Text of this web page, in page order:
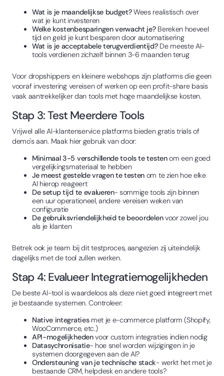
Wat is je maandelijkse budget?Wees realistisch over
wat je kunt investeren
Welke kostenbesparingen verwacht je?Bereken hoeveel
tijd en geld je kunt besparen door automatisering
Wat is je acceptabele terugverdientijd?De meeste AI-
tools verdienen zichzelf binnen 3-6 maanden terug
Voor dropshippers en kleinere webshops zijn platforms die geen
vooraf investering vereisen of werken op een profit-share basis
vaak aantrekkelijker dan tools met hoge maandelijkse kosten.
Stap 3: Test Meerdere Tools
Vrijwel alle AI-klantenservice platforms bieden gratis trials of
demo's aan. Maak hier gebruik van door:
Minimaal 3-5 verschillende tools te testenom een goed
vergelijkingsmateriaal te hebben
Je meest gestelde vragen te testen om te zien hoe elke
AI hierop reageert
De setup tijd te evalueren- sommige tools zijn binnen
een uur operationeel, andere vereisen weken van
configuratie
De gebruiksvriendelijkheid te beoordelenvoor zowel jou
als je klanten
Betrek ook je team bij dit testproces, aangezien zij uiteindelijk
dagelijks met de tool zullen werken.
Stap 4: Evalueer Integratiemogelijkheden
De beste AI-tool is waardeloos als deze niet goed integreert met
je bestaande systemen. Controleer:
Native integratiesmet je e-commerce platform (Shopify,
WooCommerce, etc.)
API-mogelijkhedenvoor custom integraties indien nodig
Datasychronisatie- hoe snel worden wijzigingen in je
systemen doorgegeven aan de AI?
Ondersteuning van je technische stack- werkt het met je
bestaande CRM, helpdesk en andere tools?